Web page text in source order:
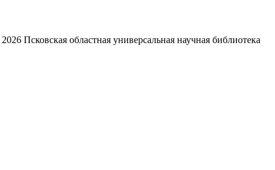
2026 Псковская областная универсальная научная библиотека